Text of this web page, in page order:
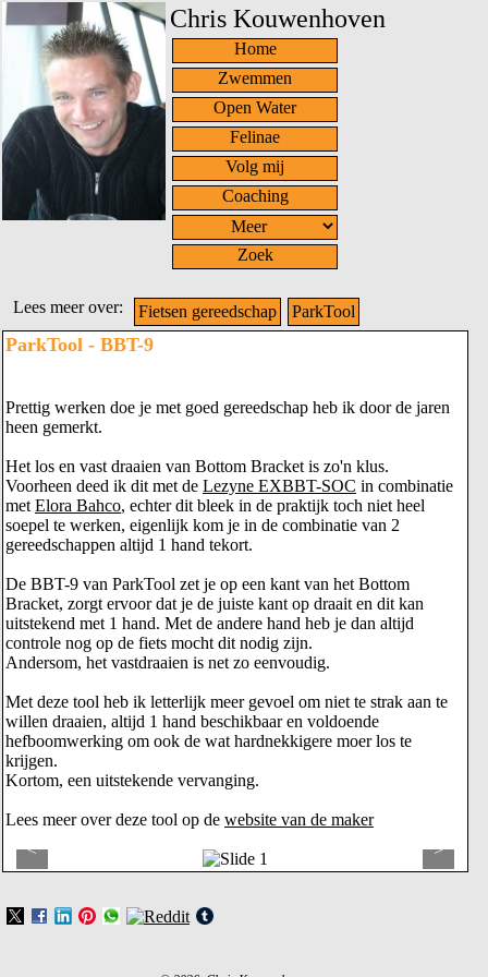
Chris Kouwenhoven
Home
Zwemmen
Open Water
Felinae
Volg mij
Coaching
Zoek
Lees meer over: Fietsen gereedschap ParkTool
ParkTool - BBT-9
Prettig werken doe je met goed gereedschap heb ik door de jaren
heen gemerkt.
Het los en vast draaien van Bottom Bracket is zo'n klus.
Voorheen deed ik dit met de Lezyne EXBBT-SOC in combinatie
met Elora Bahco, echter dit bleek in de praktijk toch niet heel
soepel te werken, eigenlijk kom je in de combinatie van 2
gereedschappen altijd 1 hand tekort.
De BBT-9 van ParkTool zet je op een kant van het Bottom
Bracket, zorgt ervoor dat je de juiste kant op draait en dit kan
uitstekend met 1 hand. Met de andere hand heb je dan altijd
controle nog op de fiets mocht dit nodig zijn.
Andersom, het vastdraaien is net zo eenvoudig.
Met deze tool heb ik letterlijk meer gevoel om niet te strak aan te
willen draaien, altijd 1 hand beschikbaar en voldoende
hefboomwerking om ook de wat hardnekkigere moer los te
krijgen.
Kortom, een uitstekende vervanging.
Lees meer over deze tool op de website van de maker
<
>